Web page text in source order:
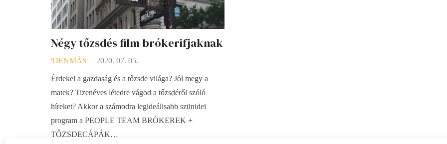
Négy tőzsdés film brókerifjaknak
'DENMÁS 2020. 07. 05.
Érdekel a gazdaság és a tőzsde világa? Jól megy a
matek? Tizenéves létedre vágod a tőzsdéről szóló
híreket? Akkor a számodra legideálisabb szünidei
program a PEOPLE TEAM BRÓKEREK +
TŐZSDECÁPÁK…